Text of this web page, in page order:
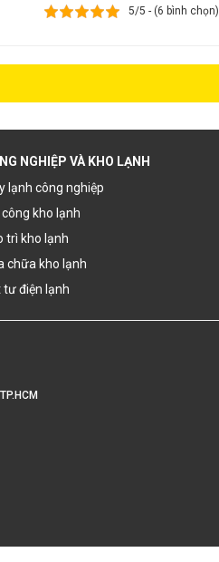
5/5 - (6 bình chọn)
NGHIỆP VÀ KHO LẠNH
lạnh công nghiệp
kho lạnh
trì kho lạnh
chữa kho lạnh
tư điện lạnh